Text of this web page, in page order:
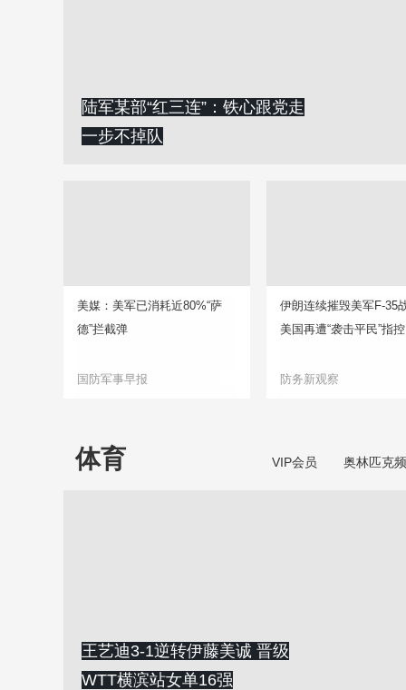
陆军某部“红三连”：铁心跟党走
一步不掉队
美媒：美军已消耗近80%“萨
德”拦截弹
国防军事早报
伊朗连续摧毁美军F-35
美国再遭“袭击平民”指控
防务新观察
体育 VIP会员 奥林匹克
王艺迪3‑1逆转伊藤美诚 晋级
WTT横滨站女单16强